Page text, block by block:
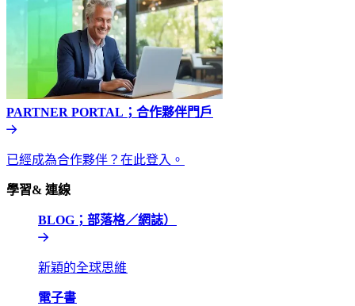
PARTNER PORTAL；合作夥伴門戶​​
已經成為合作夥伴？在此登入。​​
學習& 連線​​
BLOG；部落格／網誌）​​
新穎的全球思維​​
電子書​​